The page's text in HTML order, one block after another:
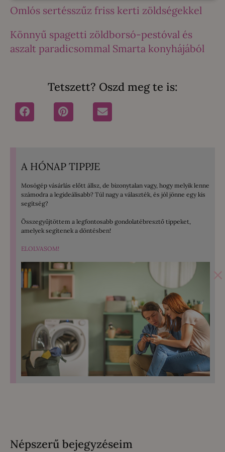
Omlós sertésszűz friss kerti zöldségekkel
Könnyű spagetti zöldborsó-pestóval és
aszalt paradicsommal Smarta konyhájából
Tetszett? Oszd meg te is:
A HÓNAP TIPPJE
Mosógép vásárlás előtt állsz, de bizonytalan vagy, hogy melyik lenne
számodra a legideálisabb? Túl nagy a választék, és jól jönne egy kis
segítség?
Összegyűjtöttem a legfontosabb gondolatébresztő tippeket,
amelyek segítenek a döntésben!
ELOLVASOM!
×
Népszerű bejegyzéseim